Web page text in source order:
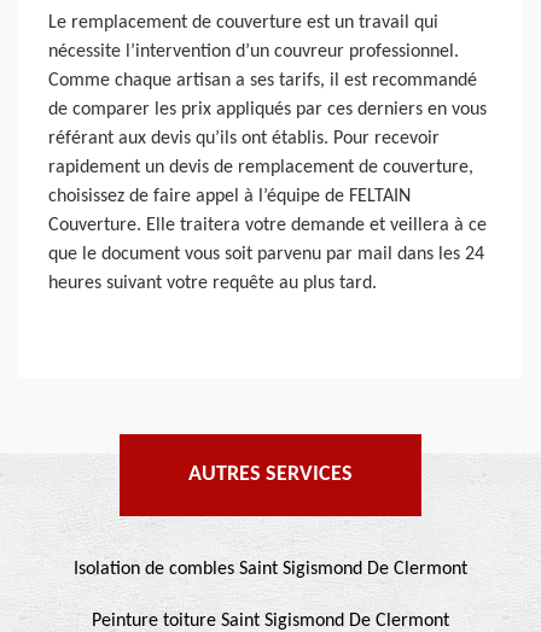
Le remplacement de couverture est un travail qui
nécessite l’intervention d’un couvreur professionnel.
Comme chaque artisan a ses tarifs, il est recommandé
de comparer les prix appliqués par ces derniers en vous
référant aux devis qu’ils ont établis. Pour recevoir
rapidement un devis de remplacement de couverture,
choisissez de faire appel à l’équipe de FELTAIN
Couverture. Elle traitera votre demande et veillera à ce
que le document vous soit parvenu par mail dans les 24
heures suivant votre requête au plus tard.
AUTRES SERVICES
Isolation de combles Saint Sigismond De Clermont
Peinture toiture Saint Sigismond De Clermont